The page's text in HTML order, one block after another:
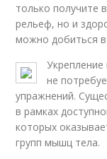
только получите
рельеф, но и
можно добиться
не
упражнений.
в рамках
которых
групп мышц тела.